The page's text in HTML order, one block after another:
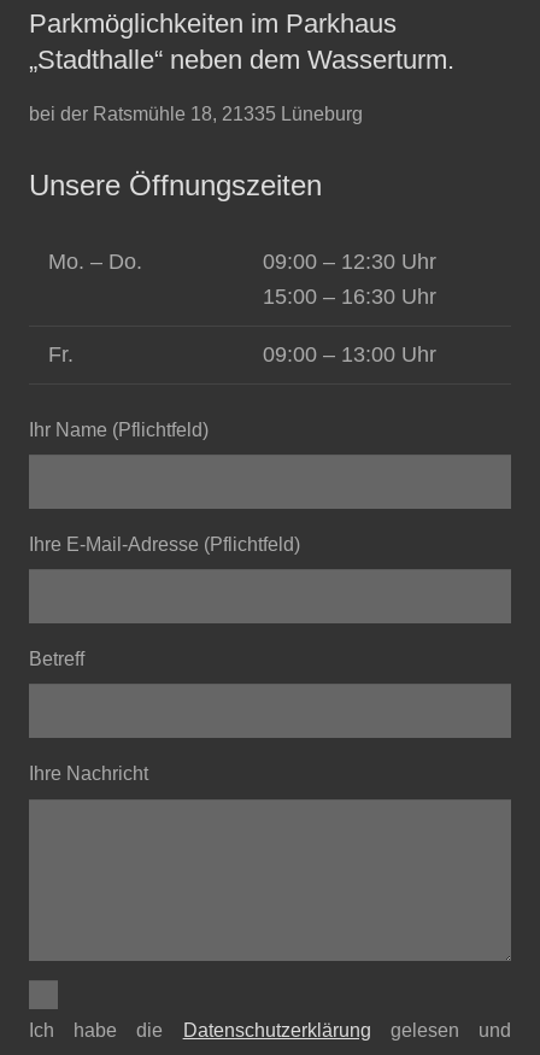
Parkmöglichkeiten im Parkhaus
„Stadthalle“ neben dem Wasserturm.
bei der Ratsmühle 18, 21335 Lüneburg
Unsere Öffnungszeiten
Mo. – Do.
09:00 – 12:30 Uhr
15:00 – 16:30 Uhr
Fr. 09:00 – 13:00 Uhr
Ihr Name (Pflichtfeld)
Ihre E-Mail-Adresse (Pflichtfeld)
Betreff
Ihre Nachricht
Ich habe die Datenschutzerklärung gelesen und